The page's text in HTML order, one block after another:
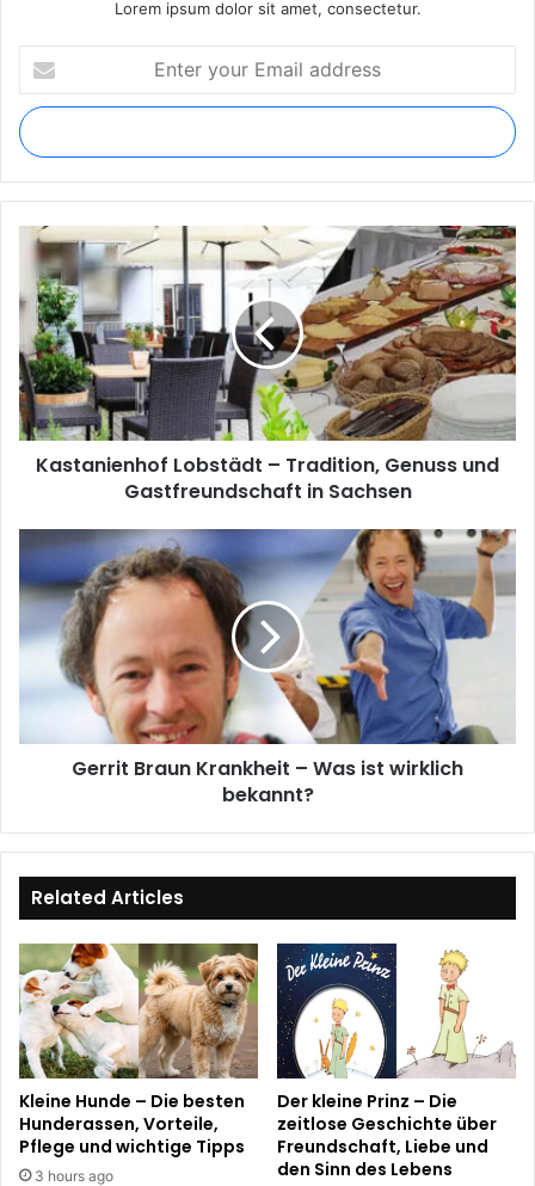
Lorem ipsum dolor sit amet, consectetur.
your
Email
address
Kastanienhof
Lobstädt
Tradition,
Genuss
und
Gastfreundschaft
in
Sachsen
Kastanienhof Lobstädt – Tradition, Genuss und
Gastfreundschaft in Sachsen
Krankheit
Was
wirklich
Gerrit Braun Krankheit – Was ist wirklich
bekannt?
Related Articles
Kleine Hunde – Die besten
Hunderassen, Vorteile,
Pflege und wichtige Tipps
3 hours ago
Der kleine Prinz – Die
zeitlose Geschichte über
Freundschaft, Liebe und
den Sinn des Lebens